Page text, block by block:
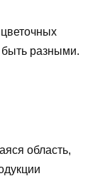
быть разными.
область,